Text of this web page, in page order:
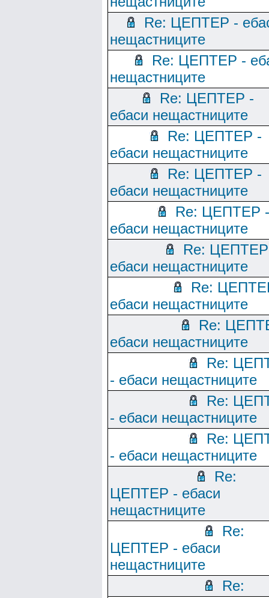
Re: ЦЕПТЕР -
нещастниците
Re: ЦЕПТЕР -
нещастниците
Re: ЦЕПТЕР -
ебаси нещастниците
Re: ЦЕПТЕР -
ебаси нещастниците
Re: ЦЕПТЕР -
ебаси нещастниците
Re: ЦЕПТЕР -
ебаси нещастниците
Re:
ебаси нещастниците
Re:
ебаси нещастниците
Re:
ебаси нещастниците
Re:
- ебаси нещастниците
Re:
- ебаси нещастниците
Re:
- ебаси нещастниците
Re:
ЦЕПТЕР - ебаси
нещастниците
Re:
ЦЕПТЕР - ебаси
нещастниците
Re: